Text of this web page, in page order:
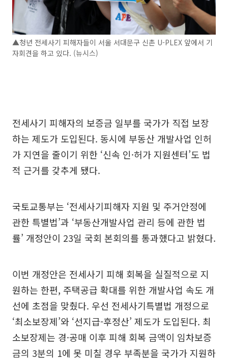
▲청년 전세사기 피해자들이 서울 서대문구 신촌 U-PLEX 앞에서 기
자회견을 하고 있다. (뉴시스)
전세사기 피해자의 보증금 일부를 국가가 직접 보장
하는 제도가 도입된다. 동시에 부동산 개발사업 인허
가 지연을 줄이기 위한 ‘신속 인·허가 지원센터’도 법
적 근거를 갖추게 됐다.
국토교통부는 ‘전세사기피해자 지원 및 주거안정에
관한 특별법’과 ‘부동산개발사업 관리 등에 관한 법
률’ 개정안이 23일 국회 본회의를 통과했다고 밝혔다.
이번 개정안은 전세사기 피해 회복을 실질적으로 지
원하는 한편, 주택공급 확대를 위한 개발사업 속도 개
선에 초점을 맞췄다. 우선 전세사기특별법 개정으로
‘최소보장제’와 ‘선지급-후정산’ 제도가 도입된다. 최
소보장제는 경·공매 이후 피해 회복 금액이 임차보증
금의 3분의 1에 못 미칠 경우 부족분을 국가가 지원하